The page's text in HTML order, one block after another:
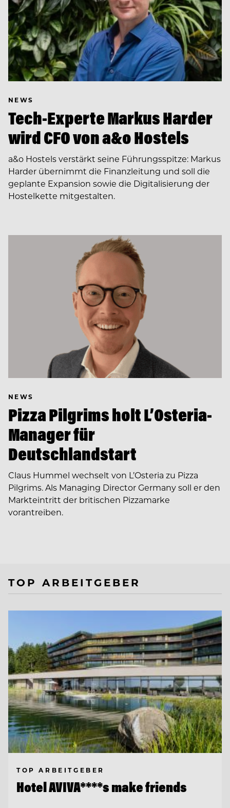
NEWS
Tech-Experte Markus Harder
wird CFO von a&o Hostels
a&o Hostels verstärkt seine Führungsspitze: Markus
Harder übernimmt die Finanzleitung und soll die
geplante Expansion sowie die Digitalisierung der
Hostelkette mitgestalten.
NEWS
Pizza Pilgrims holt L’Osteria-
Manager für
Deutschlandstart
Claus Hummel wechselt von L’Osteria zu Pizza
Pilgrims. Als Managing Director Germany soll er den
Markteintritt der britischen Pizzamarke
vorantreiben.
TOP ARBEITGEBER
TOP ARBEITGEBER
Hotel AVIVA****s make friends